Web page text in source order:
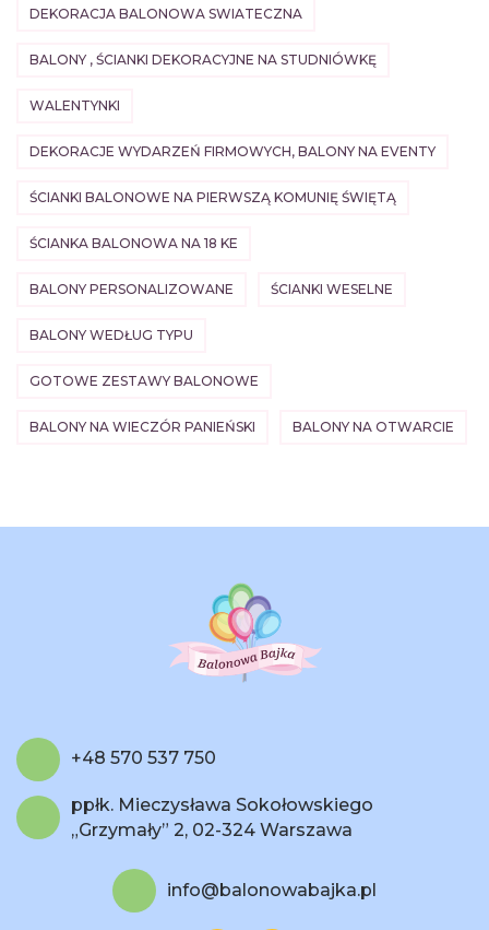
DEKORACJA BALONOWA SWIATECZNA
BALONY , ŚCIANKI DEKORACYJNE NA STUDNIÓWKĘ
WALENTYNKI
DEKORACJE WYDARZEŃ FIRMOWYCH, BALONY NA EVENTY
ŚCIANKI BALONOWE NA PIERWSZĄ KOMUNIĘ ŚWIĘTĄ
ŚCIANKA BALONOWA NA 18 KE
BALONY PERSONALIZOWANE ŚCIANKI WESELNE
BALONY WEDŁUG TYPU
GOTOWE ZESTAWY BALONOWE
BALONY NA WIECZÓR PANIEŃSKI BALONY NA OTWARCIE
+48 570 537 750
ppłk. Mieczysława Sokołowskiego
„Grzymały” 2, 02-324 Warszawa
info@balonowabajka.pl